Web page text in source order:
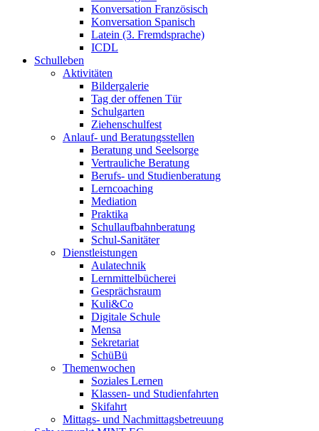
Konversation Französisch
Konversation Spanisch
Latein (3. Fremdsprache)
ICDL
Schulleben
Aktivitäten
Bildergalerie
Tag der offenen Tür
Schulgarten
Ziehenschulfest
Anlauf- und Beratungsstellen
Beratung und Seelsorge
Vertrauliche Beratung
Berufs- und Studienberatung
Lerncoaching
Mediation
Praktika
Schullaufbahnberatung
Schul-Sanitäter
Dienstleistungen
Aulatechnik
Lernmittelbücherei
Gesprächsraum
Kuli&Co
Digitale Schule
Mensa
Sekretariat
SchüBü
Themenwochen
Soziales Lernen
Klassen- und Studienfahrten
Skifahrt
Mittags- und Nachmittagsbetreuung